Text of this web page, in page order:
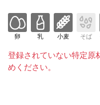
卵 乳 小麦 そば
登録されていない特定原
めください。